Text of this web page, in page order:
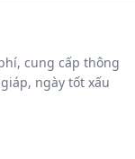
cung cấp thông
ngày tốt xấu